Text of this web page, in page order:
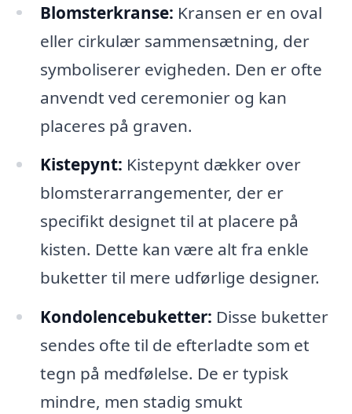
Blomsterkranse: Kransen er en oval
eller cirkulær sammensætning, der
symboliserer evigheden. Den er ofte
anvendt ved ceremonier og kan
placeres på graven.
Kistepynt: Kistepynt dækker over
blomsterarrangementer, der er
specifikt designet til at placere på
kisten. Dette kan være alt fra enkle
buketter til mere udførlige designer.
Kondolencebuketter: Disse buketter
sendes ofte til de efterladte som et
tegn på medfølelse. De er typisk
mindre, men stadig smukt